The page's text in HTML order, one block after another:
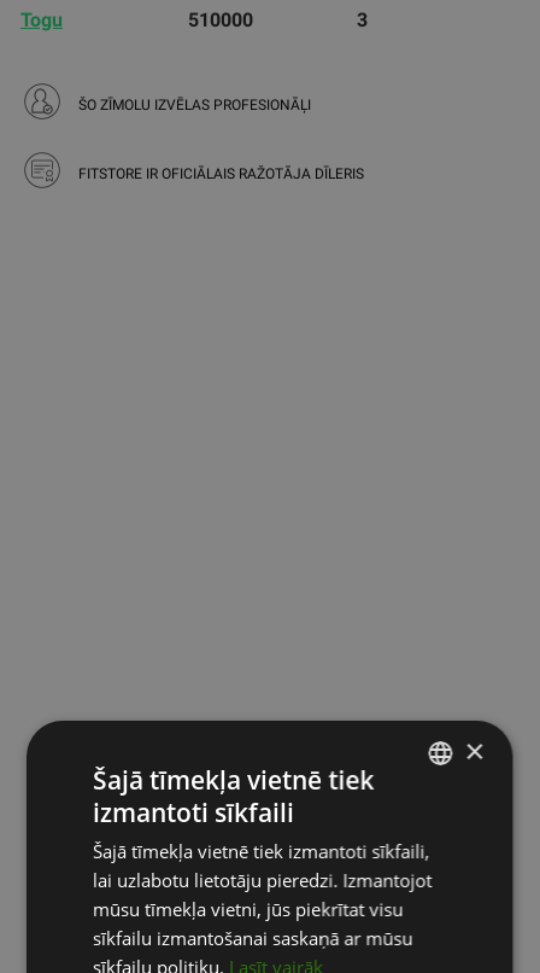
Togu 510000 3
ŠO ZĪMOLU IZVĒLAS PROFESIONĀĻI
FITSTORE IR OFICIĀLAIS RAŽOTĀJA DĪLERIS
ENGLISH
RUSSIAN
×
Šajā tīmekļa vietnē tiek
izmantoti sīkfaili
Šajā tīmekļa vietnē tiek izmantoti sīkfaili,
lai uzlabotu lietotāju pieredzi. Izmantojot
mūsu tīmekļa vietni, jūs piekrītat visu
sīkfailu izmantošanai saskaņā ar mūsu
sīkfailu politiku. Lasīt vairāk